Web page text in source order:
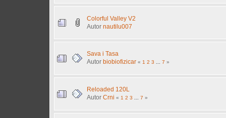
Colorful Valley V2
Autor nautilu007
Sava i Tasa
Autor biobiofizicar « 1 2 3 7 »
Reloaded 120L
Autor Crni « 1 2 3 7 »